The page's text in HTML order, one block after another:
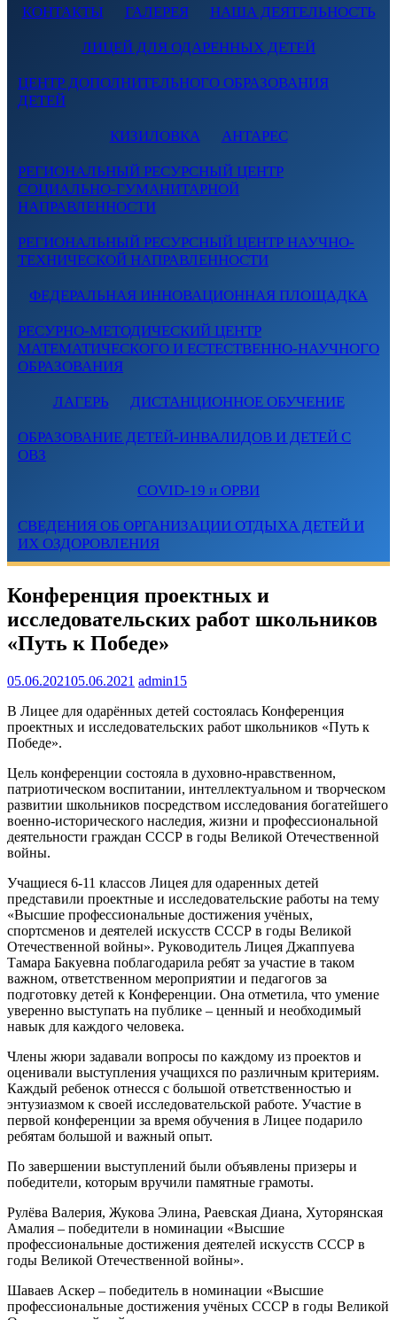
КОНТАКТЫ ГАЛЕРЕЯ НАША ДЕЯТЕЛЬНОСТЬ
ЛИЦЕЙ ДЛЯ ОДАРЕННЫХ ДЕТЕЙ
ЦЕНТР ДОПОЛНИТЕЛЬНОГО ОБРАЗОВАНИЯ
ДЕТЕЙ
КИЗИЛОВКА АНТАРЕС
РЕГИОНАЛЬНЫЙ РЕСУРСНЫЙ ЦЕНТР
СОЦИАЛЬНО-ГУМАНИТАРНОЙ
НАПРАВЛЕННОСТИ
РЕГИОНАЛЬНЫЙ РЕСУРСНЫЙ ЦЕНТР НАУЧНО-
ТЕХНИЧЕСКОЙ НАПРАВЛЕННОСТИ
ФЕДЕРАЛЬНАЯ ИННОВАЦИОННАЯ ПЛОЩАДКА
РЕСУРНО-МЕТОДИЧЕСКИЙ ЦЕНТР
МАТЕМАТИЧЕСКОГО И ЕСТЕСТВЕННО-НАУЧНОГО
ОБРАЗОВАНИЯ
ЛАГЕРЬ ДИСТАНЦИОННОЕ ОБУЧЕНИЕ
ОБРАЗОВАНИЕ ДЕТЕЙ-ИНВАЛИДОВ И ДЕТЕЙ С
ОВЗ
COVID-19 и ОРВИ
СВЕДЕНИЯ ОБ ОРГАНИЗАЦИИ ОТДЫХА ДЕТЕЙ И
ИХ ОЗДОРОВЛЕНИЯ
Конференция проектных и
исследовательских работ школьников
«Путь к Победе»
05.06.202105.06.2021 admin15
В Лицее для одарённых детей состоялась Конференция
проектных и исследовательских работ школьников «Путь к
Победе».
Цель конференции состояла в духовно-нравственном,
патриотическом воспитании, интеллектуальном и творческом
развитии школьников посредством исследования богатейшего
военно-исторического наследия, жизни и профессиональной
деятельности граждан СССР в годы Великой Отечественной
войны.
Учащиеся 6-11 классов Лицея для одаренных детей
представили проектные и исследовательские работы на тему
«Высшие профессиональные достижения учёных,
спортсменов и деятелей искусств СССР в годы Великой
Отечественной войны». Руководитель Лицея Джаппуева
Тамара Бакуевна поблагодарила ребят за участие в таком
важном, ответственном мероприятии и педагогов за
подготовку детей к Конференции. Она отметила, что умение
уверенно выступать на публике – ценный и необходимый
навык для каждого человека.
Члены жюри задавали вопросы по каждому из проектов и
оценивали выступления учащихся по различным критериям.
Каждый ребенок отнесся с большой ответственностью и
энтузиазмом к своей исследовательской работе. Участие в
первой конференции за время обучения в Лицее подарило
ребятам большой и важный опыт.
По завершении выступлений были объявлены призеры и
победители, которым вручили памятные грамоты.
Рулёва Валерия, Жукова Элина, Раевская Диана, Хуторянская
Амалия – победители в номинации «Высшие
профессиональные достижения деятелей искусств СССР в
годы Великой Отечественной войны».
Шаваев Аскер – победитель в номинации «Высшие
профессиональные достижения учёных СССР в годы Великой